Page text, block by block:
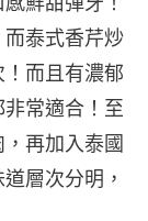
泰式香芹炒
而且有濃郁
常適合！至
再加入泰國
層次分明，